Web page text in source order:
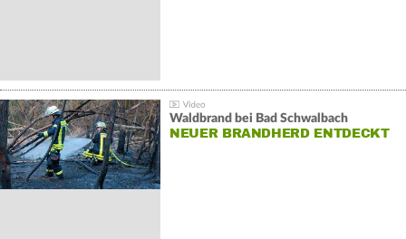
Waldbrand bei Bad Schwalbach
NEUER BRANDHERD ENTDECKT